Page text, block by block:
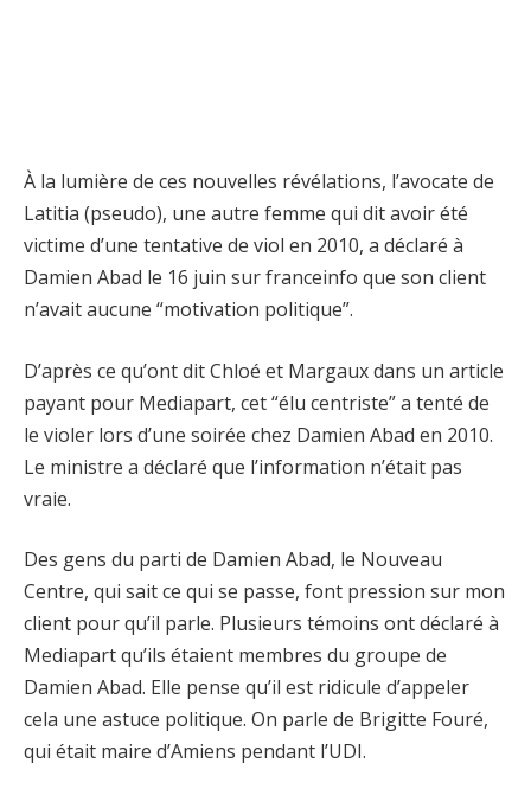
À la lumière de ces nouvelles révélations, l’avocate de
Latitia (pseudo), une autre femme qui dit avoir été
victime d’une tentative de viol en 2010, a déclaré à
Damien Abad le 16 juin sur franceinfo que son client
n’avait aucune “motivation politique”.
D’après ce qu’ont dit Chloé et Margaux dans un article
payant pour Mediapart, cet “élu centriste” a tenté de
le violer lors d’une soirée chez Damien Abad en 2010.
Le ministre a déclaré que l’information n’était pas
vraie.
Des gens du parti de Damien Abad, le Nouveau
Centre, qui sait ce qui se passe, font pression sur mon
client pour qu’il parle. Plusieurs témoins ont déclaré à
Mediapart qu’ils étaient membres du groupe de
Damien Abad. Elle pense qu’il est ridicule d’appeler
cela une astuce politique. On parle de Brigitte Fouré,
qui était maire d’Amiens pendant l’UDI.